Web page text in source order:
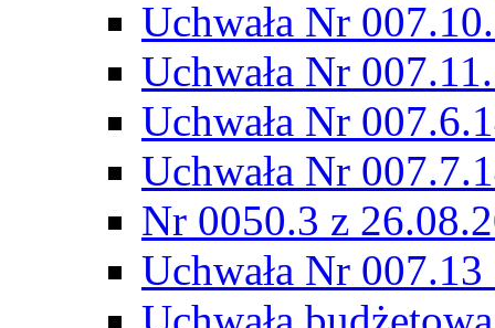
Uchwała Nr
Uchwała Nr
Uchwała Nr
Uchwała Nr
Nr 0050.3 z
Uchwała Nr